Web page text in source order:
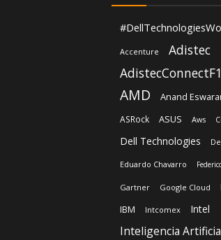
Accenture
Adistec
AMD Anand
ASRock
ASUS Aws
Dell Technologies
Eduardo Chavarro
Gartner Google Cloud
IBM Intcomex Intel
Inteligencia